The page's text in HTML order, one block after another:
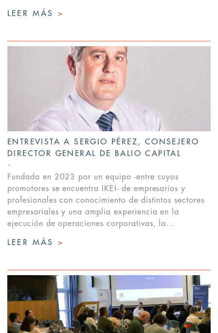
LEER MÁS >
ENTREVISTA A SERGIO PÉREZ, CONSEJERO
DIRECTOR GENERAL DE BALIO CAPITAL
Fundada en 2023 por un equipo -entre cuyos
promotores se encuentra IKEI- de empresarios y
profesionales con conocimiento de distintos sectores
empresariales y una amplia experiencia en la
ejecución de operaciones corporativas, la...
LEER MÁS >